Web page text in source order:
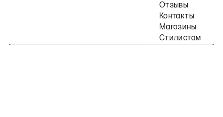
Отзывы
Контакты
Магазины
Стилистам